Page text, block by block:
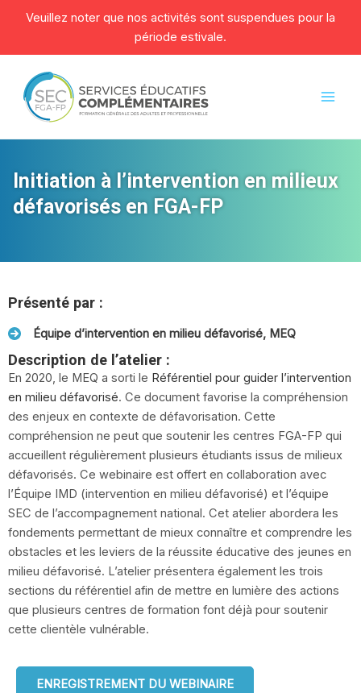
Veuillez noter que nos activités sont suspendues pour la
période estivale.
contenu
Initiation à l’intervention en milieux
défavorisés en FGA-FP
Présenté par :
Équipe d’intervention en milieu défavorisé, MEQ
Description de l’atelier :
En 2020, le MEQ a sorti le Référentiel pour guider l’intervention
en milieu défavorisé. Ce document favorise la compréhension
des enjeux en contexte de défavorisation. Cette
compréhension ne peut que soutenir les centres FGA-FP qui
accueillent régulièrement plusieurs étudiants issus de milieux
défavorisés. Ce webinaire est offert en collaboration avec
l’Équipe IMD (intervention en milieu défavorisé) et l’équipe
SEC de l’accompagnement national. Cet atelier abordera les
fondements permettant de mieux connaître et comprendre les
obstacles et les leviers de la réussite éducative des jeunes en
milieu défavorisé. L’atelier présentera également les trois
sections du référentiel afin de mettre en lumière des actions
que plusieurs centres de formation font déjà pour soutenir
cette clientèle vulnérable.
ENREGISTREMENT DU WEBINAIRE